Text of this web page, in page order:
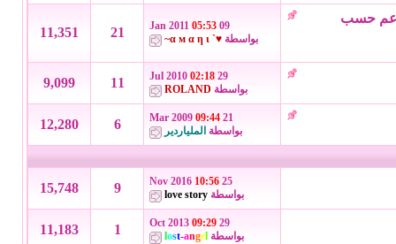
حسب 09 Jan 2011
05:53
بواسطة ♥` α м α η ι~
21
11,351
29 Jul 2010
02:18
بواسطة ROLAND
11
9,099
21 Mar 2009
09:44
بواسطة الملياردير 6
12,280
25 Nov 2016
10:56
بواسطة love story
9
15,748
29 Oct 2013
09:29
بواسطة
lost-angel
1
11,183